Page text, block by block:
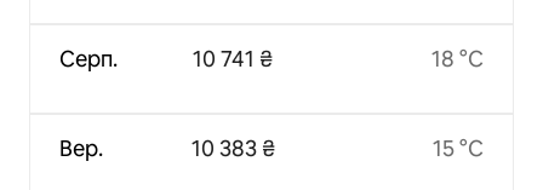
Серп.
Вер.
10 741 ₴
10 383 ₴
18 °C
15 °C